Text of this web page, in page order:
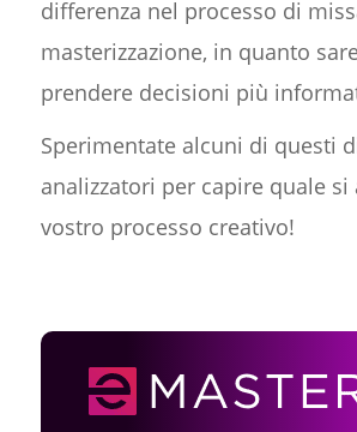
differenza nel processo di
masterizzazione, in quanto
prendere decisioni più
Sperimentate alcuni di questi
analizzatori per capire quale si
vostro processo creativo!